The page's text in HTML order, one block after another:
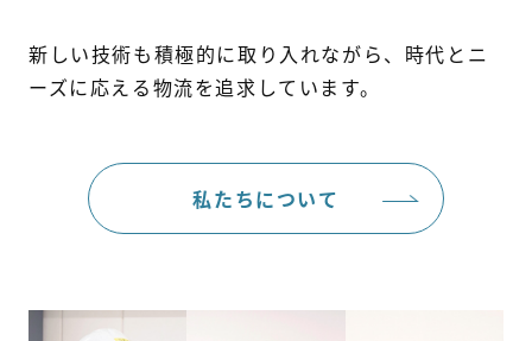
新卒採用
社員インタビュー
一般事業主行動計画
プライバシーポリシー
新しい技術も積極的に取り入れながら、時代とニ
ーズに応える物流を追求しています。
私たちについて